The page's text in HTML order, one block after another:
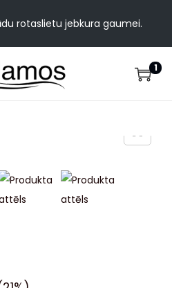
rotaslietu jebkura gaumei.
1